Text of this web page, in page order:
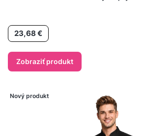
Cena
23,68 €
Zobraziť produkt
Nový produkt